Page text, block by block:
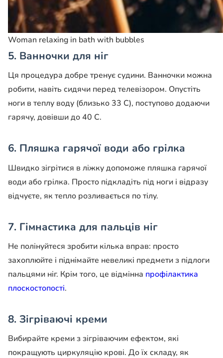
Woman relaxing in bath with bubbles
5. Ванночки для ніг
Ця процедура добре тренує судини. Ванночки можна
робити, навіть сидячи перед телевізором. Опустіть
ноги в теплу воду (близько 33 С), поступово додаючи
гарячу, довівши до 40 С.
6. Пляшка гарячої води або грілка
Швидко зігрітися в ліжку допоможе пляшка гарячої
води або грілка. Просто підкладіть під ноги і відразу
відчуєте, як тепло розливається по тілу.
7. Гімнастика для пальців ніг
Не полінуйтеся зробити кілька вправ: просто
захоплюйте і піднімайте невеликі предмети з підлоги
пальцями ніг. Крім того, це відмінна профілактика
плоскостопості.
8. Зігріваючі креми
Вибирайте креми з зігріваючим ефектом, які
покращують циркуляцію крові. До їх складу, як